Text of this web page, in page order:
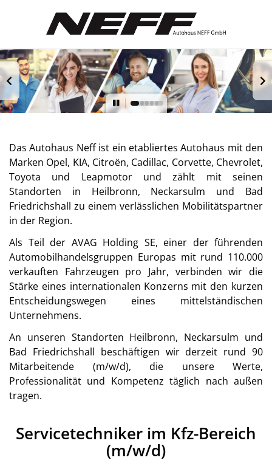
Servicetechniker im Kfz-Bereich
(m/w/d)
Das Autohaus Neff ist ein etabliertes Autohaus mit den
Marken Opel, KIA, Citroën, Cadillac, Corvette, Chevrolet,
Toyota und Leapmotor und zählt mit seinen
Standorten in Heilbronn, Neckarsulm und Bad
Friedrichshall zu einem verlässlichen Mobilitätspartner
in der Region.
Als Teil der AVAG Holding SE, einer der führenden
Automobilhandelsgruppen Europas mit rund 110.000
verkauften Fahrzeugen pro Jahr, verbinden wir die
Stärke eines internationalen Konzerns mit den kurzen
Entscheidungswegen eines mittelständischen
Unternehmens.
An unseren Standorten Heilbronn, Neckarsulm und
Bad Friedrichshall beschäftigen wir derzeit rund 90
Mitarbeitende (m/w/d), die unsere Werte,
Professionalität und Kompetenz täglich nach außen
tragen.